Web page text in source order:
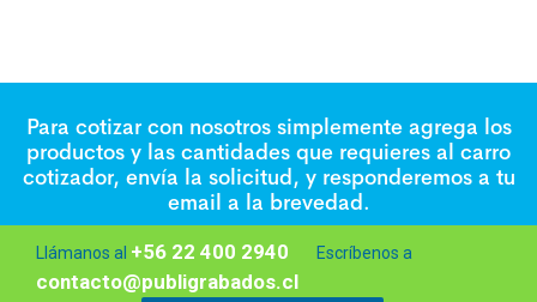
Para cotizar con nosotros simplemente agrega los
productos y las cantidades que requieres al carro
cotizador, envía la solicitud, y responderemos a tu
email a la brevedad.
Llámanos al +56 22 400 2940 Escríbenos a
contacto@publigrabados.cl